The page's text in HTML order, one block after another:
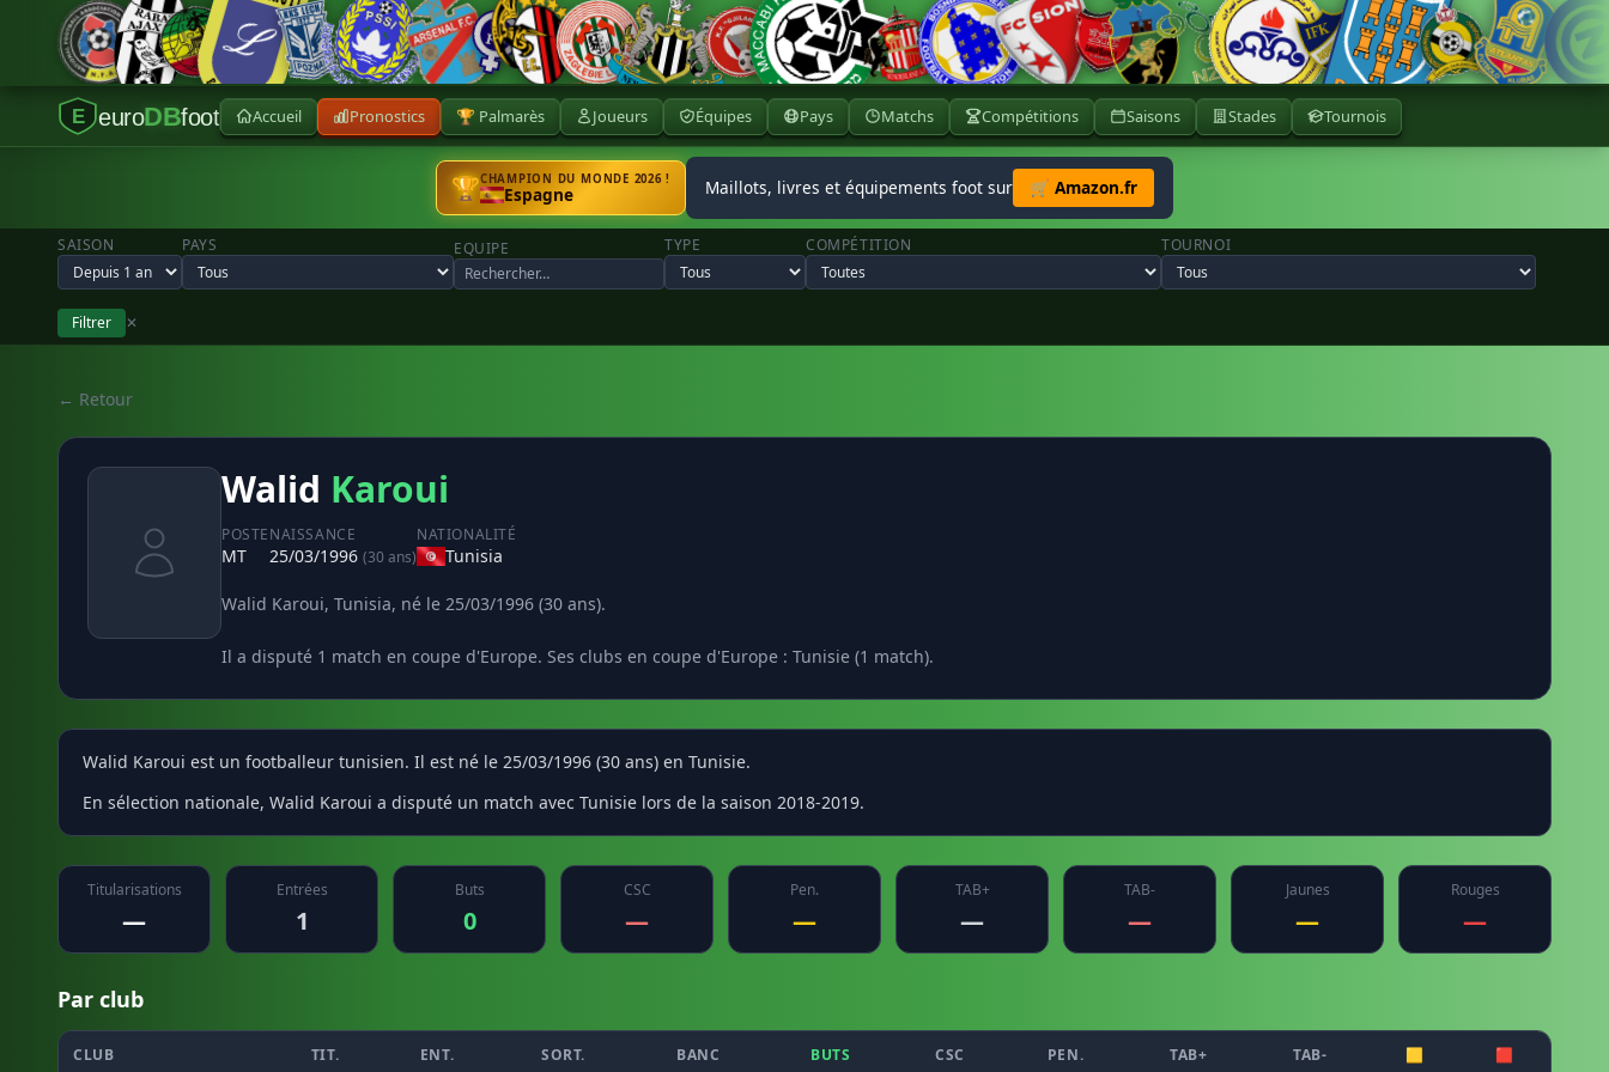
E euroDBfoot Accueil Pronostics 🏆 Palmarès Joueurs Équipes Pays Matchs Compétitions Saisons Stades Tournois
🏆CHAMPION DU MONDE 2026 !
Espagne Maillots, livres et équipements foot sur 🛒 Amazon.fr
SAISON PAYS EQUIPE TYPE COMPÉTITION TOURNOI
Filtrer ✕
← Retour
Walid Karoui
POSTE
MT
NAISSANCE
25/03/1996 (30 ans)
NATIONALITÉ
Tunisia
Walid Karoui, Tunisia, né le 25/03/1996 (30 ans).
Il a disputé 1 match en coupe d'Europe. Ses clubs en coupe d'Europe : Tunisie (1 match).
Walid Karoui est un footballeur tunisien. Il est né le 25/03/1996 (30 ans) en Tunisie.
En sélection nationale, Walid Karoui a disputé un match avec Tunisie lors de la saison 2018-2019.
Titularisations
—
Entrées
1
Buts
0
CSC
—
Pen.
—
TAB+
—
TAB-
—
Jaunes
—
Rouges
—
Par club
CLUB TIT. ENT. SORT. BANC BUTS CSC PEN. TAB+ TAB- 🟨 🟥